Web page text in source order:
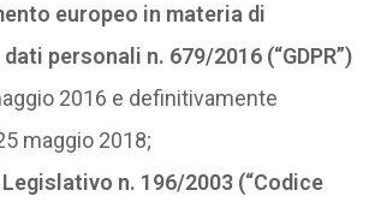
europeo in materia di
personali n. 679/2016 (“GDPR”)
2016 e definitivamente
maggio 2018;
n. 196/2003 (“Codice